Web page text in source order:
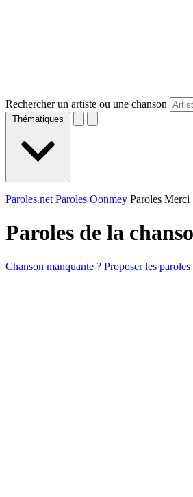
Rechercher un artiste ou une chanson
Thématiques
Paroles.net Paroles Oonmey Paroles Merci
Paroles de la
Chanson manquante ? Proposer les paroles